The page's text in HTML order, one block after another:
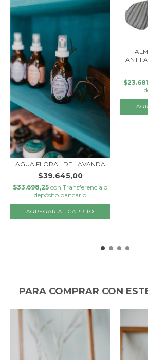
AGUA FLORAL DE LAVANDA
$39.645,00
$33.698,25 con Transferencia o
depósito bancario
PARA COMPRAR CON